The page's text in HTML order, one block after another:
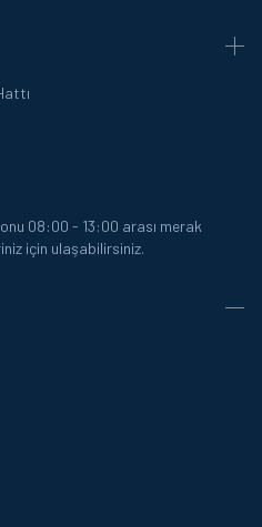
08:00 - 13:00 arası merak
için ulaşabilirsiniz.